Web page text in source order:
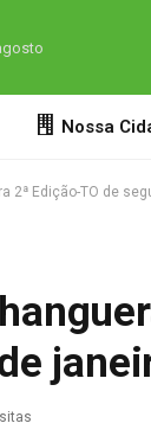
Nossa
2ª Edição-TO de